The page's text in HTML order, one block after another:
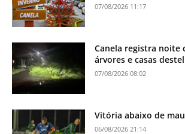
07/08/2026 11:17
Canela registra noite
árvores e casas
07/08/2026 08:02
Vitória abaixo de
06/08/2026 21:14